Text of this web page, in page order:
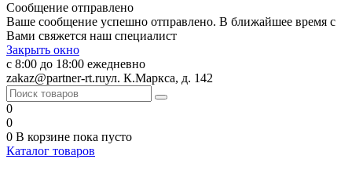
Сообщение отправлено
Ваше сообщение успешно отправлено. В ближайшее время с
Вами свяжется наш специалист
Закрыть окно
с 8:00 до 18:00 ежедневно
zakaz@partner-rt.ruул. К.Маркса, д. 142
0
0
0 В корзине пока пусто
Каталог товаров